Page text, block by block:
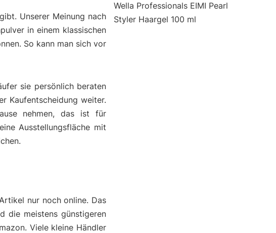
Unserer Meinung nach
in einem klassischen
So kann man sich vor
sie persönlich beraten
Kaufentscheidung weiter.
nehmen, das ist für
Ausstellungsfläche mit
nur noch online. Das
die meistens günstigeren
Viele kleine Händler
Wella Professionals EIMI Pearl
Styler Haargel 100 ml